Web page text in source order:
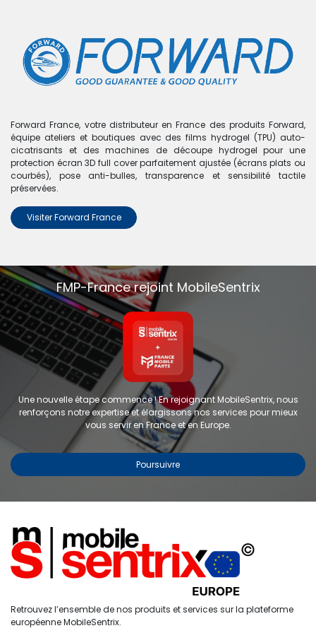
Étiquettes
Accueil Recherche
0
Compte
Boutique 0 articles trouvés.
Nous n'avons trouvé aucun
produit !
Aucun produit défini dans la catégorieBarrette
mémoire
Forward France, votre distributeur en France des produits Forward,
équipe ateliers et boutiques avec des films hydrogel (TPU) auto-
cicatrisants et des machines de découpe hydrogel pour une
protection écran 3D full cover parfaitement ajustée (écrans plats ou
courbés), pose anti-bulles, transparence et sensibilité tactile
préservées.
Visiter Forward France
FMP-France rejoint MobileSentrix
Une nouvelle étape commence ! En rejoignant MobileSentrix, nous
renforçons notre expertise et élargissons nos services pour mieux
vous servir en France et en Europe.
Poursuivre
Retrouvez l’ensemble de nos produits et services sur la plateforme
européenne MobileSentrix.
Copyright © 2024 FMP-France. Tous droits réservés